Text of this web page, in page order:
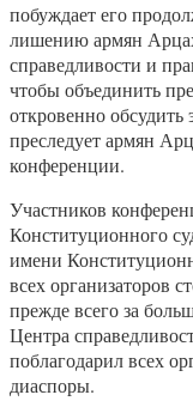
побуждает его
лишению армян
справедливости и
чтобы объединить
откровенно
преследует армян
конференции.
Участников
Конституционного
имени
всех организаторов
прежде всего за
Центра
поблагодарил всех
диаспоры.